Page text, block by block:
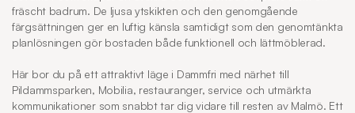
fräscht badrum. De ljusa ytskikten och den genomgående
färgsättningen ger en luftig känsla samtidigt som den genomtänkta
planlösningen gör bostaden både funktionell och lättmöblerad.
Här bor du på ett attraktivt läge i Dammfri med närhet till
Pildammsparken, Mobilia, restauranger, service och utmärkta
kommunikationer som snabbt tar dig vidare till resten av Malmö. Ett